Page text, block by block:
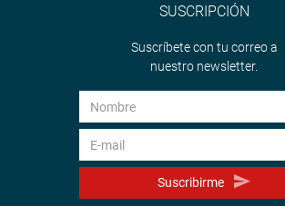
SUSCRIPCIÓN
Suscríbete con tu correo a
nuestro newsletter.
Suscribirme